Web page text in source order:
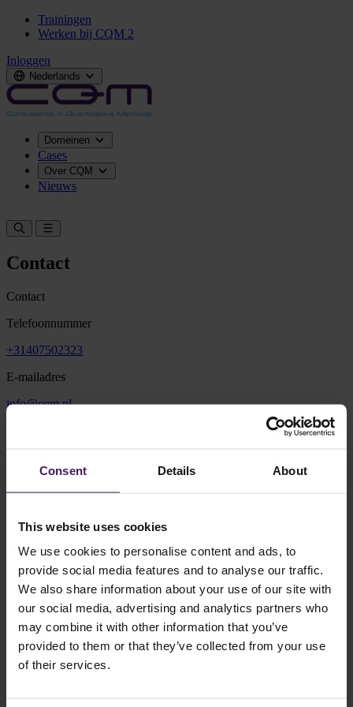
Consent Details About
This website uses cookies
We use cookies to personalise content and ads, to
provide social media features and to analyse our traffic.
We also share information about your use of our site with
our social media, advertising and analytics partners who
may combine it with other information that you’ve
provided to them or that they’ve collected from your use
of their services.
Trainingen
Werken bij CQM 2
Inloggen
Nederlands
Domeinen
Cases
Over CQM
Nieuws
Contact
Contact
Telefoonnummer
+31407502323
E-mailadres
info@cqm.nl
5616 RM Eindhoven
Routebeschrijving
Je kunt jouw auto parkeren op de besloten parkeerplaats aan de